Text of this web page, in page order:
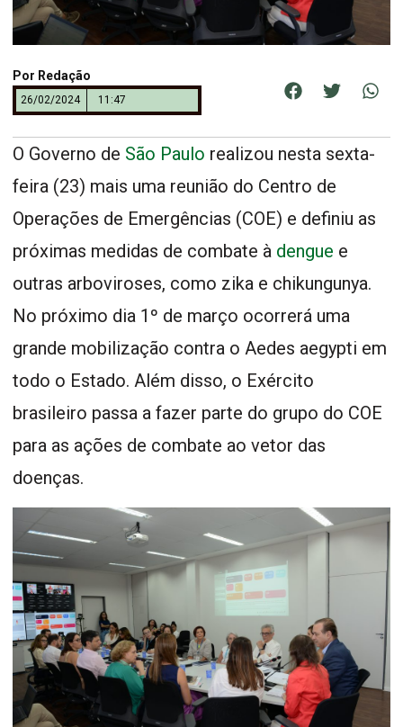
Por Redação
26/02/2024 11:47
O Governo de São Paulo realizou nesta sexta-
feira (23) mais uma reunião do Centro de
Operações de Emergências (COE) e definiu as
próximas medidas de combate à dengue e
outras arboviroses, como zika e chikungunya.
No próximo dia 1º de março ocorrerá uma
grande mobilização contra o Aedes aegypti em
todo o Estado. Além disso, o Exército
brasileiro passa a fazer parte do grupo do COE
para as ações de combate ao vetor das
doenças.